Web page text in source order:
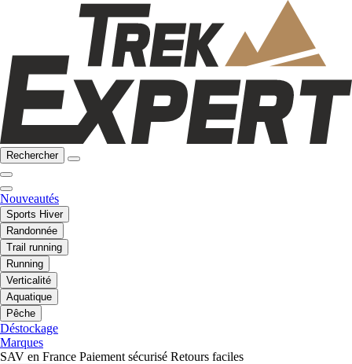
Rechercher
Nouveautés
Sports Hiver
Randonnée
Trail running
Running
Verticalité
Aquatique
Pêche
Déstockage
Marques
SAV en France Paiement sécurisé Retours faciles